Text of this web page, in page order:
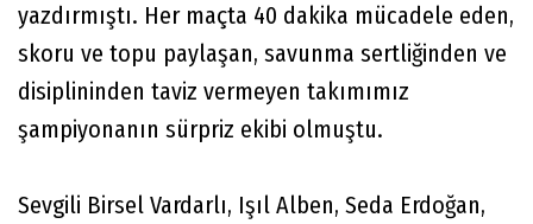
yazdırmıştı. Her maçta 40 dakika mücadele eden,
skoru ve topu paylaşan, savunma sertliğinden ve
disiplininden taviz vermeyen takımımız
şampiyonanın sürpriz ekibi olmuştu.
Sevgili Birsel Vardarlı, Işıl Alben, Seda Erdoğan,